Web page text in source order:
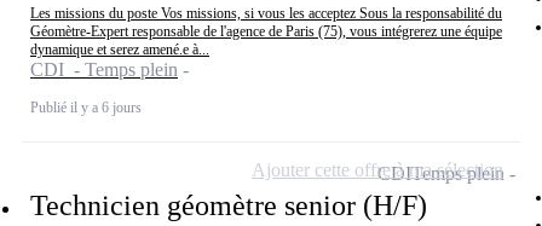
Les missions du poste Vos missions, si vous les acceptez Sous la responsabilité du
Géomètre-Expert responsable de l'agence de Paris (75), vous intégrerez une équipe
dynamique et serez amené.e à...
CDI - Temps plein
Publié il y a 6 jours
Technicien géomètre senior (H/F)
CDITemps plein
Ajouter cette offre à ma sélection